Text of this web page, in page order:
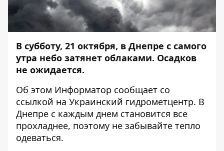
В субботу, 21 октября, в Днепре с самого
утра небо затянет облаками. Осадков
не ожидается.
Об этом Информатор сообщает со
ссылкой на Украинский гидрометцентр. В
Днепре с каждым днем становится все
прохладнее, поэтому не забывайте тепло
одеваться.